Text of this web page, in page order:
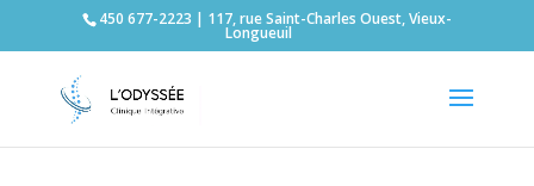
450 677-2223 | 117, rue Saint-Charles Ouest, Vieux-
Longueuil